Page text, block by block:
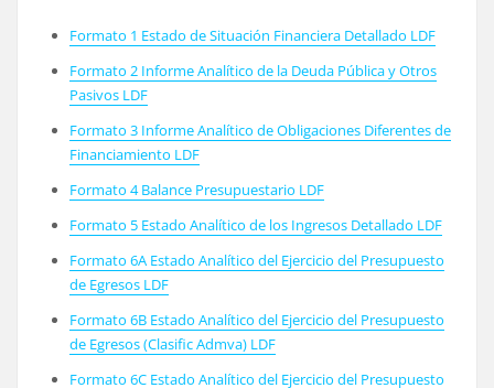
Formato 1 Estado de Situación Financiera Detallado LDF
Formato 2 Informe Analítico de la Deuda Pública y Otros
Pasivos LDF
Formato 3 Informe Analítico de Obligaciones Diferentes de
Financiamiento LDF
Formato 4 Balance Presupuestario LDF
Formato 5 Estado Analítico de los Ingresos Detallado LDF
Formato 6A Estado Analítico del Ejercicio del Presupuesto
de Egresos LDF
Formato 6B Estado Analítico del Ejercicio del Presupuesto
de Egresos(Clasific Admva) LDF
Formato 6C Estado Analítico del Ejercicio del Presupuesto